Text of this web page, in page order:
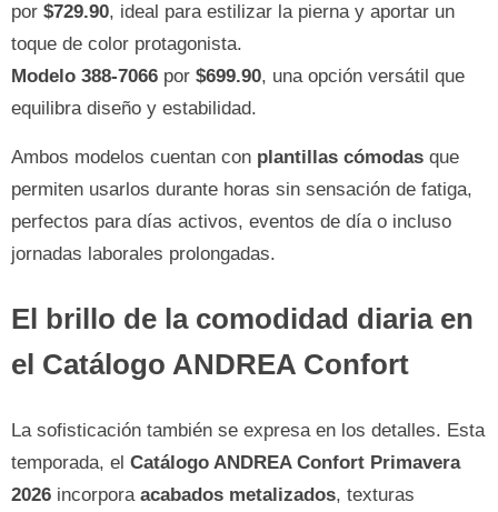
por $729.90, ideal para estilizar la pierna y aportar un
toque de color protagonista.
Modelo 388-7066 por $699.90, una opción versátil que
equilibra diseño y estabilidad.
Ambos modelos cuentan con plantillas cómodas que
permiten usarlos durante horas sin sensación de fatiga,
perfectos para días activos, eventos de día o incluso
jornadas laborales prolongadas.
El brillo de la comodidad diaria en
el Catálogo ANDREA Confort
La sofisticación también se expresa en los detalles. Esta
temporada, el Catálogo ANDREA Confort Primavera
2026 incorpora acabados metalizados, texturas